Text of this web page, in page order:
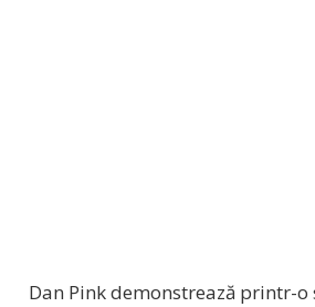
Dan Pink demonstrează printr-o